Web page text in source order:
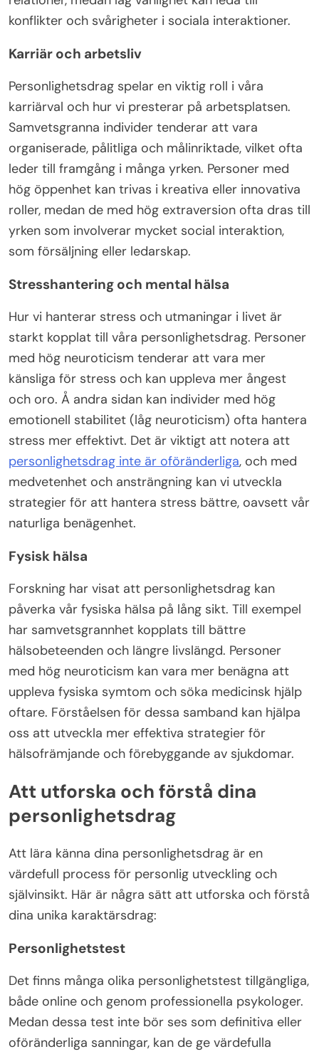
konflikter och svårigheter i sociala interaktioner.
Karriär och arbetsliv
Personlighetsdrag spelar en viktig roll i våra
karriärval och hur vi presterar på arbetsplatsen.
Samvetsgranna individer tenderar att vara
organiserade, pålitliga och målinriktade, vilket ofta
leder till framgång i många yrken. Personer med
hög öppenhet kan trivas i kreativa eller innovativa
roller, medan de med hög extraversion ofta dras till
yrken som involverar mycket social interaktion,
som försäljning eller ledarskap.
Stresshantering och mental hälsa
Hur vi hanterar stress och utmaningar i livet är
starkt kopplat till våra personlighetsdrag. Personer
med hög neuroticism tenderar att vara mer
känsliga för stress och kan uppleva mer ångest
och oro. Å andra sidan kan individer med hög
emotionell stabilitet (låg neuroticism) ofta hantera
stress mer effektivt. Det är viktigt att notera att
personlighetsdrag inte är oföränderliga, och med
medvetenhet och ansträngning kan vi utveckla
strategier för att hantera stress bättre, oavsett vår
naturliga benägenhet.
Fysisk hälsa
Forskning har visat att personlighetsdrag kan
påverka vår fysiska hälsa på lång sikt. Till exempel
har samvetsgrannhet kopplats till bättre
hälsobeteenden och längre livslängd. Personer
med hög neuroticism kan vara mer benägna att
uppleva fysiska symtom och söka medicinsk hjälp
oftare. Förståelsen för dessa samband kan hjälpa
oss att utveckla mer effektiva strategier för
hälsofrämjande och förebyggande av sjukdomar.
Att utforska och förstå dina
personlighetsdrag
Att lära känna dina personlighetsdrag är en
värdefull process för personlig utveckling och
självinsikt. Här är några sätt att utforska och förstå
dina unika karaktärsdrag:
Personlighetstest
Det finns många olika personlighetstest tillgängliga,
både online och genom professionella psykologer.
Medan dessa test inte bör ses som definitiva eller
oföränderliga sanningar, kan de ge värdefulla